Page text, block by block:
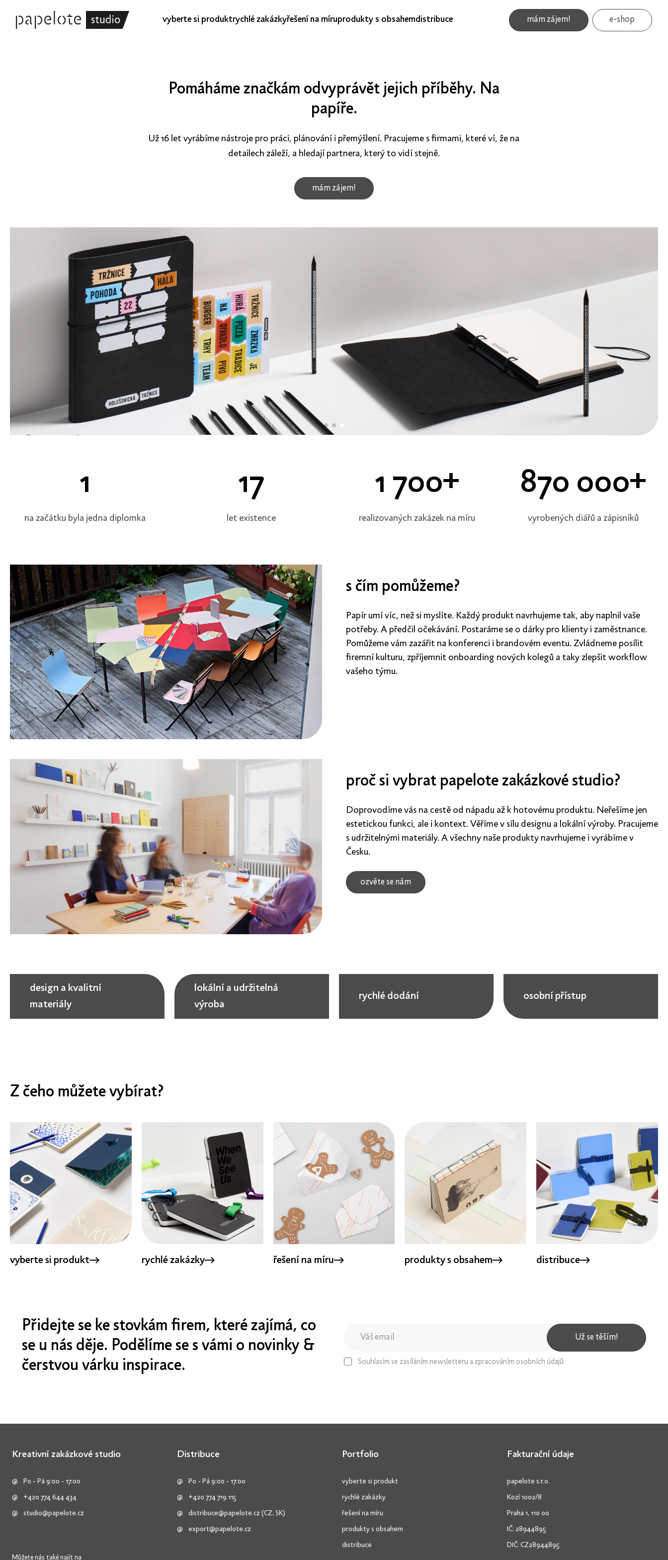
vyberte si produktrychlé zakázkyřešení na míruprodukty s obsahemdistribuce mám zájem! e-shop
Pomáháme značkám odvyprávět jejich příběhy. Na
papíře.
Už 16 let vyrábíme nástroje pro práci, plánování i přemýšlení. Pracujeme s firmami, které ví, že na
detailech záleží, a hledají partnera, který to vidí stejně.
mám zájem!
1
na začátku byla jedna diplomka
17
let existence
1 700+
realizovaných zakázek na míru
870 000+
vyrobených diářů a zápisníků
s čím pomůžeme?
Papír umí víc, než si myslíte. Každý produkt navrhujeme tak, aby naplnil vaše
potřeby. A předčil očekávání. Postaráme se o dárky pro klienty i zaměstnance.
Pomůžeme vám zazářit na konferenci i brandovém eventu. Zvládneme posílit
firemní kulturu, zpříjemnit onboarding nových kolegů a taky zlepšit workflow
vašeho týmu.
proč si vybrat papelote zakázkové studio?
Doprovodíme vás na cestě od nápadu až k hotovému produktu. Neřešíme jen
estetickou funkci, ale i kontext. Věříme v sílu designu a lokální výroby. Pracujeme
s udržitelnými materiály. A všechny naše produkty navrhujeme i vyrábíme v
Česku.
ozvěte se nám
design a kvalitní
materiály
lokální a udržitelná
výroba
rychlé dodání osobní přístup
Z čeho můžete vybírat?
vyberte si produkt rychlé zakázky řešení na míru produkty s obsahem distribuce
Přidejte se ke stovkám firem, které zajímá, co
se u nás děje. Podělíme se s vámi o novinky &
čerstvou várku inspirace.
Už se těším!
Souhlasím se zasíláním newsletteru a zpracováním osobních údajů
Kreativní zakázkové studio
Po - Pá 9:00 - 17:00
+420 774 644 434
studio@papelote.cz
Distribuce
Po - Pá 9:00 - 17:00
+420 774 719 115
distribuce@papelote.cz (CZ, SK)
export@papelote.cz
Portfolio
vyberte si produkt
rychlé zakázky
řešení na míru
produkty s obsahem
distribuce
Fakturační údaje
papelote s.r.o.
Kozí 1002/8
Praha 1, 110 00
IČ: 28944895
DIČ: CZ28944895
Můžete nás také najít na